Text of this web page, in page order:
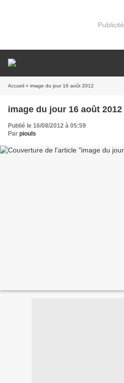
Publicité
Accueil » image du jour 16 août 2012
image du jour 16 août 2012
Publié le 16/08/2012 à 05:59
Par piouls